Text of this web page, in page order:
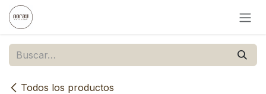
Ir al contenido
Todos los productos